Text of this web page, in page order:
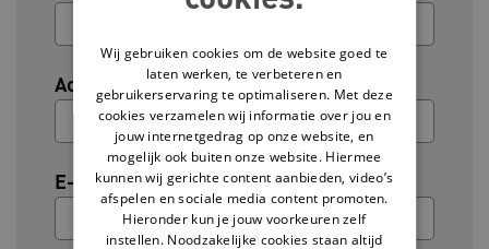
Achternaam
E-mailadres
Wij gebruiken cookies om de website goed te
laten werken, te verbeteren en
gebruikerservaring te optimaliseren. Met deze
cookies verzamelen wij informatie over jou en
jouw internetgedrag op onze website, en
mogelijk ook buiten onze website. Hiermee
kunnen wij gerichte content aanbieden, video’s
afspelen en sociale media content promoten.
Hieronder kun je jouw voorkeuren zelf
instellen. Noodzakelijke cookies staan altijd